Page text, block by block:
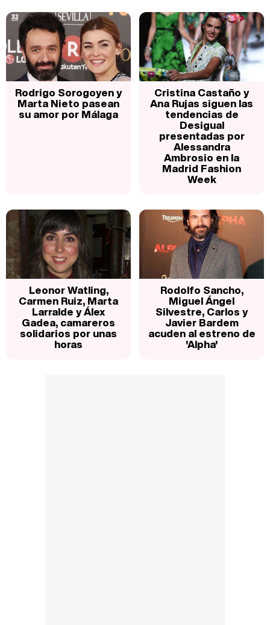
Rodrigo Sorogoyen y
Marta Nieto pasean
su amor por Málaga
Cristina Castaño y
Ana Rujas siguen las
tendencias de
Desigual
presentadas por
Alessandra
Ambrosio en la
Madrid Fashion
Week
Leonor Watling,
Carmen Ruiz, Marta
Larralde y Álex
Gadea, camareros
solidarios por unas
horas
Rodolfo Sancho,
Miguel Ángel
Silvestre, Carlos y
Javier Bardem
acuden al estreno de
'Alpha'